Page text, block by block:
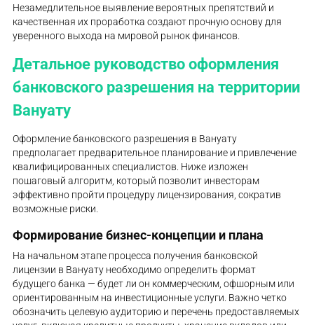
Незамедлительное выявление вероятных препятствий и
качественная их проработка создают прочную основу для
уверенного выхода на мировой рынок финансов.
Детальное руководство оформления
банковского разрешения на территории
Вануату
Оформление банковского разрешения в Вануату
предполагает предварительное планирование и привлечение
квалифицированных специалистов. Ниже изложен
пошаговый алгоритм, который позволит инвесторам
эффективно пройти процедуру лицензирования, сократив
возможные риски.
Формирование бизнес-концепции и плана
На начальном этапе процесса получения банковской
лицензии в Вануату необходимо определить формат
будущего банка — будет ли он коммерческим, офшорным или
ориентированным на инвестиционные услуги. Важно четко
обозначить целевую аудиторию и перечень предоставляемых